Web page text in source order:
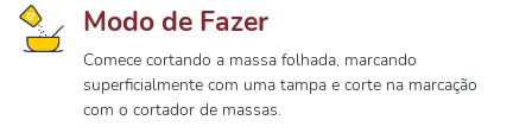
Modo de Fazer
Comece cortando a massa folhada, marcando
superficialmente com uma tampa e corte na marcação
com o cortador de massas.